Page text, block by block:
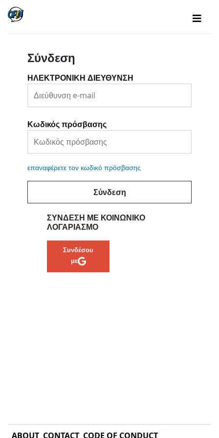
Σύνδεση
ΗΛΕΚΤΡΟΝΙΚΗ ΔΙΕΥΘΥΝΣΗ
Κωδικός πρόσβασης
επαναφέρετε τον κωδικό πρόσβασης
Σύνδεση
ΣΎΝΔΕΣΗ ΜΕ ΚΟΙΝΩΝΙΚΌ
ΛΟΓΑΡΙΑΣΜΌ
Συνδέσου
με
ABOUT CONTACT CODE OF CONDUCT